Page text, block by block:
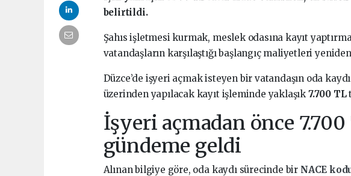
belirtildi.
Şahıs işletmesi kurmak, meslek odasına kayıt
vatandaşların karşılaştığı başlangıç maliyetleri
Düzce’de işyeri açmak isteyen bir vatandaşın oda
üzerinden yapılacak kayıt işleminde yaklaşık 7.700 TL
İşyeri açmadan önce
gündeme geldi
Alınan bilgiye göre, oda kaydı sürecinde bir NACE